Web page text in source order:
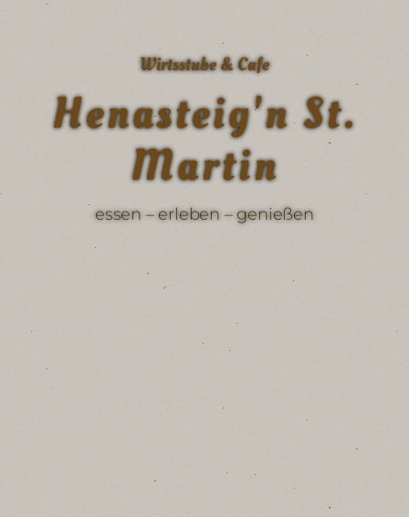
Wirtsstube & Cafe
Henasteig'n St.
Martin
essen – erleben – genießen